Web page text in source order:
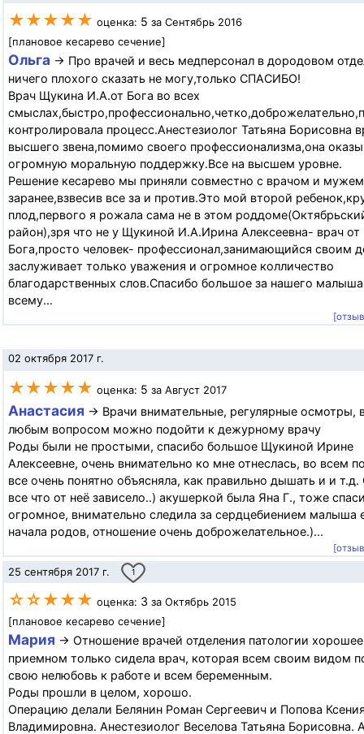
★★★★★ оценка: 5 за Сентябрь 2016
[плановое кесарево сечение]
Ольга → Про врачей и весь медперсонал в дородовом
ничего плохого сказать не могу,только СПАСИБО!
Врач Щукина И.А.от Бога во всех
контролировала процесс.Анестезиолог Татьяна Борисовна
высшего звена,помимо своего профессионализма,она
огромную моральную поддержку.Все на высшем уровне.
Решение кесарево мы приняли совместно с врачом и мужем
заранее,взвесив все за и против.Это мой второй
плод,первого я рожала сама не в этом
район),зря что не у Щукиной И.А.Ирина Алексеевна- врач от
Бога,просто человек- профессионал,занимающийся своим
заслуживает только уважения и огромное колличество
благодарственных слов.Спасибо большое за нашего
всему...
02 октября 2017 г.
★★★★★ оценка: 5 за Август 2017
Анастасия → Врачи внимательные, регулярные осмотры,
любым вопросом можно подойти к дежурному врачу
Роды были не простыми, спасибо большое Щукиной Ирине
Алексеевне, очень внимательно ко мне отнеслась, во всем
все очень понятно объясняла, как правильно дышать и и т.д.
все что от неё зависело..) акушеркой была Яна Г., тоже
огромное, внимательно следила за сердцебиением малыша
начала родов, отношение очень доброжелательное.)...
25 сентября 2017 г. 1
☆☆★★★ оценка: 3 за Октябрь 2015
[плановое кесарево сечение]
Мария → Отношение врачей отделения патологии
приемном только сидела врач, которая всем своим видом
свою нелюбовь к работе и всем беременным.
Роды прошли в целом, хорошо.
Операцию делали Белянин Роман Сергеевич и Попова
Владимировна. Анестезиолог Веселова Татьяна Борисовна.